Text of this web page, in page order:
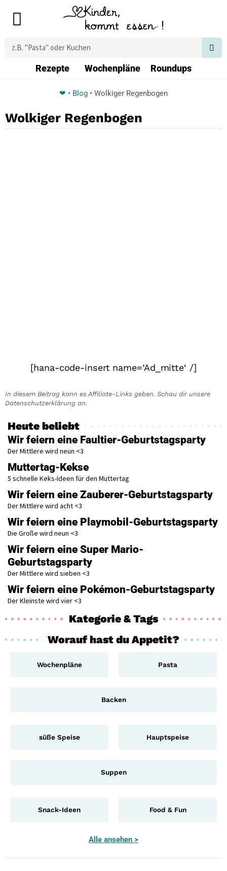
Main
Suche
Rezepte Wochenpläne Roundups
❤ • Blog • Wolkiger Regenbogen
Wolkiger Regenbogen
[hana-code-insert name=’Ad_mitte‘ /]
In diesem Beitrag kann es Affiliate-Links geben. Schau dir unsere
Datenschutzerklärung an.
Heute beliebt
Wir feiern eine Faultier-Geburtstagsparty
Der Mittlere wird neun <3
Muttertag-Kekse
5 schnelle Keks-Ideen für den Muttertag
Wir feiern eine Zauberer-Geburtstagsparty
Der Mittlere wird acht <3
Wir feiern eine Playmobil-Geburtstagsparty
Die Große wird neun <3
Wir feiern eine Super Mario-
Geburtstagsparty
Der Mittlere wird sieben <3
Wir feiern eine Pokémon-Geburtstagsparty
Der Kleinste wird vier <3
Kategorie & Tags
Worauf hast du Appetit?
Wochenpläne Pasta
Backen
süße Speise Hauptspeise
Suppen
Snack-Ideen Food & Fun
Alle ansehen >